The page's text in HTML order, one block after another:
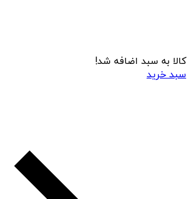
کالا به سبد اضافه شد!
سبد خرید